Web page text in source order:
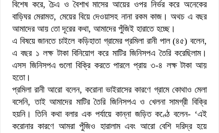
বিশেষ করে, চৈএ ও বৈশাখ মাসের আয়ের ওপর নির্ভর করে অনেকের
বাড়িঘর মেরামত, মেয়ের বিয়ে দেওয়াসহ নানা রকম কাজ। অথচ এ বছর
আমাদের আয় তো দূরের কথা, আমাদের পুঁজিই হারাতে হচ্ছে।
এ বিষয়ে জানতে চাইলে কড়িহাতা গ্রামের প্রমিলা রানী পাল (৪৫) বলেন,
এ বছর ১ লক্ষ টাকা বিনিয়োগ করে মাটির জিনিসপএ তৈরি করেছিলাম।
এসস জিনিসপএ গুলো বিক্রি করতে পারলে প্রায় ৩-৪ লক্ষ টাকা আয়
হতো।
প্রমিলা রানী আরো বলেন, করোনা ভাইরাসের কারণে গ্রামে কোথাও মেলা
বসেনি, তাই আমাদের মাটির তৈরি জিনিসপএ ও খেলনা সামগ্রী বিক্রি
হয়নি। তিনি কথা বলার এক পর্যায়ে কান্না জড়িত কণ্ঠে বলেন- ‘এই
করোনার কারণে আমরা পুঁজিও হারালাম এবং আরো বেশি দরিদ্র হয়ে